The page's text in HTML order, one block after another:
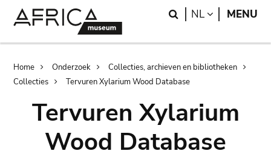
Search
NL LANGUAGE
MENU
Breadcrumb
Home Onderzoek
Collecties, archieven en bibliotheken
Collecties
Tervuren Xylarium Wood Database
Tervuren Xylarium
Wood Database